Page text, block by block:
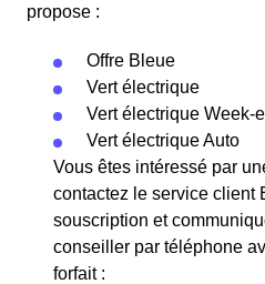
propose :
Offre Bleue
Vert électrique
Vert électrique Week-
Vert électrique Auto
Vous êtes intéressé par
contactez le service client
souscription et
conseiller par téléphone
forfait :